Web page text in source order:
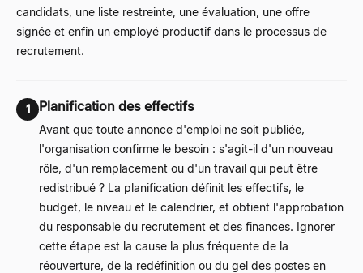
candidats, une liste restreinte, une évaluation, une offre
signée et enfin un employé productif dans le processus de
recrutement.
1 Planification des effectifs
Avant que toute annonce d'emploi ne soit publiée,
l'organisation confirme le besoin : s'agit-il d'un nouveau
rôle, d'un remplacement ou d'un travail qui peut être
redistribué ? La planification définit les effectifs, le
budget, le niveau et le calendrier, et obtient l'approbation
du responsable du recrutement et des finances. Ignorer
cette étape est la cause la plus fréquente de la
réouverture, de la redéfinition ou du gel des postes en